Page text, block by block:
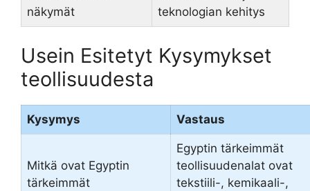
näkymät
teknologian kehitys
Usein Esitetyt Kysymykset
teollisuudesta
Kysymys Vastaus
Mitkä ovat Egyptin
tärkeimmät
Egyptin tärkeimmät
teollisuudenalat ovat
tekstiili-, kemikaali-,